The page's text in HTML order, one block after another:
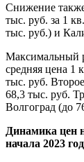
Снижение
тыс. руб. за 1
тыс. руб.) и
Максимальный
средняя цена 1
тыс. руб.
68,3 тыс. руб.
Волгоград (до
Динамика цен
начала 2023